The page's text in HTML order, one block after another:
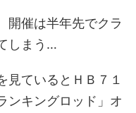
開催は半年先でクラ
しまう…
見ているとＨＢ７１
ンキングロッド」オ